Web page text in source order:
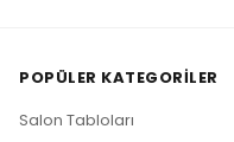
POPÜLER KATEGORILER
Salon Tabloları